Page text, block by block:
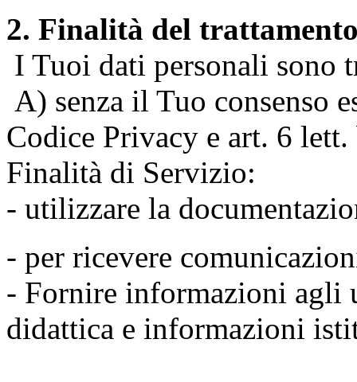
2. Finalità del
I Tuoi dati personali sono
A) senza il Tuo consenso
Codice Privacy e art. 6
Finalità di Servizio:
- utilizzare la
- per ricevere
- Fornire informazioni agli
didattica e informazioni